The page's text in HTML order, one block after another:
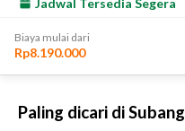
Paling dicari di Subang